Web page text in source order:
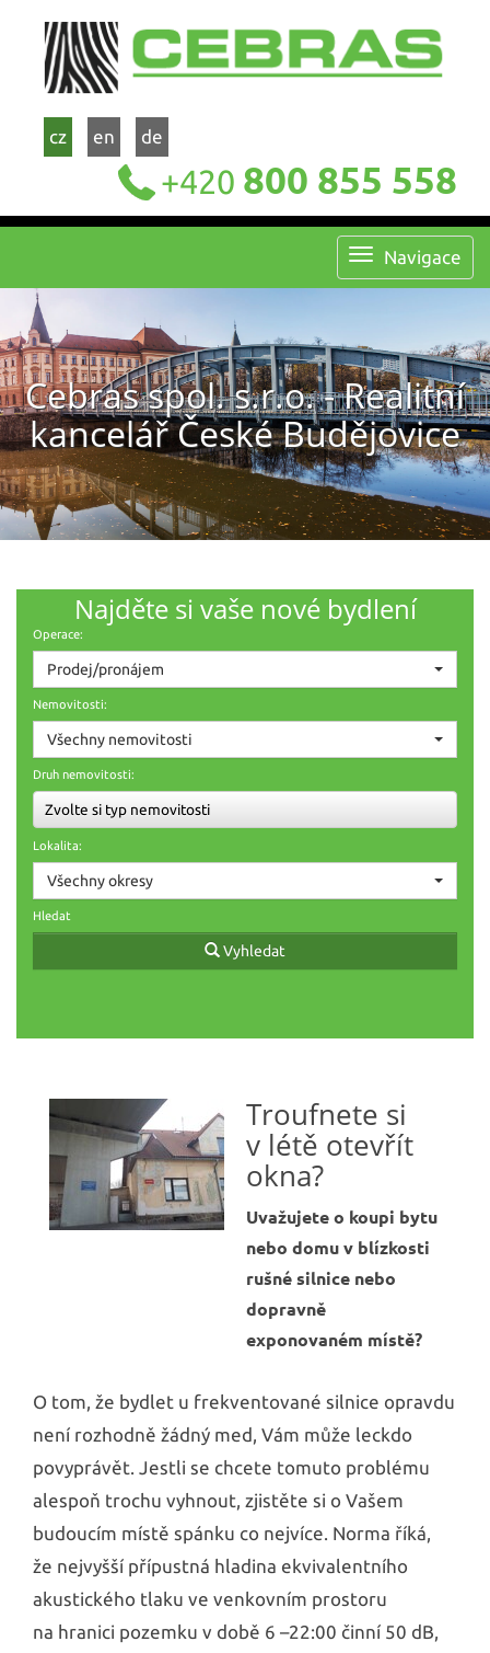
cz en de
+420 800 855 558
Navigace
Cebras spol. s.r.o. - Realitní
kancelář České Budějovice
Najděte si vaše nové bydlení
Operace:
Prodej/pronájem
Nemovitosti:
Všechny nemovitosti
Druh nemovitosti:
Zvolte si typ nemovitosti
Lokalita:
Všechny okresy
Hledat
Vyhledat
Troufnete si
v létě otevřít
okna?
Uvažujete o koupi bytu
nebo domu v blízkosti
rušné silnice nebo
dopravně
exponovaném místě?
O tom, že bydlet u frekventované silnice opravdu
není rozhodně žádný med, Vám může leckdo
povyprávět. Jestli se chcete tomuto problému
alespoň trochu vyhnout, zjistěte si o Vašem
budoucím místě spánku co nejvíce. Norma říká,
že nejvyšší přípustná hladina ekvivalentního
akustického tlaku ve venkovním prostoru
na hranici pozemku v době 6 –22:00 činní 50 dB,